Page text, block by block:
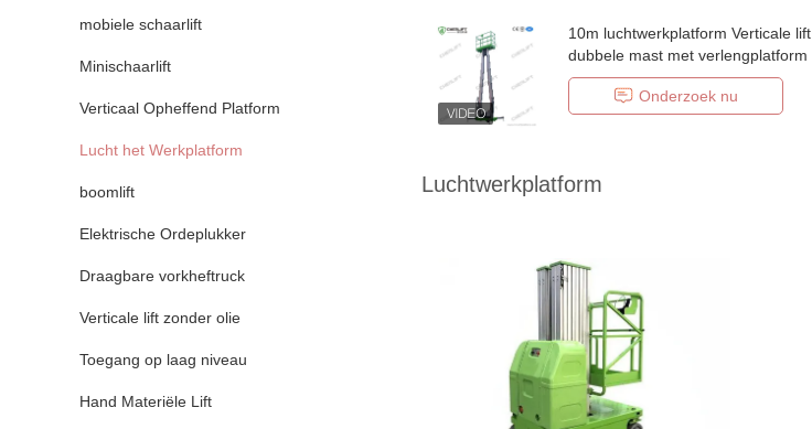
mobiele schaarlift
Minischaarlift
Verticaal Opheffend Platform
Lucht het Werkplatform
boomlift
Elektrische Ordeplukker
Draagbare vorkheftruck
Verticale lift zonder olie
Toegang op laag niveau
Hand Materiële Lift
10m luchtwerkplatform Verticale
dubbele mast met verlengplatform
Onderzoek nu
Luchtwerkplatform